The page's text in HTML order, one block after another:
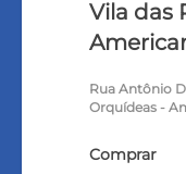
Vila das
Rua Antônio
Orquídeas -
Comprar